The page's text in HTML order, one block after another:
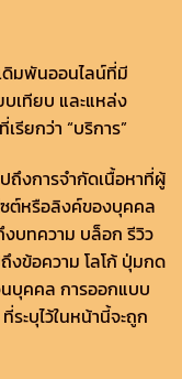
ดิมพันออนไลน์ที่มี
เทียบ และแหล่ง
ยกว่า “บริการ”
ถึงการจำกัดเนื้อหาที่ผู้
ซต์หรือลิงค์ของบุคคล
งบทความ บล็อก รีวิว
งข้อความ โลโก้ ปุ่มกด
บุคคล การออกแบบ
ะบุไว้ในหน้านี้จะถูก